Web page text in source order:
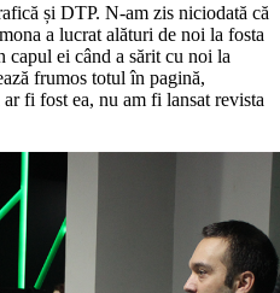
și DTP. N-am zis niciodată că
a lucrat alături de noi la fosta
capul ei când a sărit cu noi la
frumos totul în pagină,
fi fost ea, nu am fi lansat revista